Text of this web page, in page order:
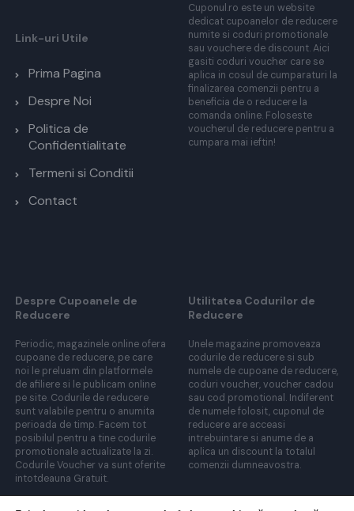
Link-uri Utile
Prima Pagina
Despre Noi
Politica de
Confidentialitate
Termeni si Conditii
Contact
Cuponul.ro este un website
dedicat cupoanelor de reducere
numite si coduri promotionale
sau vouchere de discount. Aici
gasiti coduri voucher care se
aplica in cosul de cumparaturi la
finalizarea comenzii pentru a
beneficia de o reducere la
comanda online. Foloseste
voucherul de reducere pentru a
cumpara mai ieftin!
Despre Cupoanele de
Reducere
Periodic, magazinele online ofera
cupoane de reducere, pe care
noi le preluam din platformele
de afiliere si le publicam online
pe site. Codurile de reducere
sunt valabile pentru o anumita
perioada de timp. Facem tot
posibilul pentru a tine codurile
promotionale actualizate la zi.
Codurile Voucher va sunt oferite
intotdeauna Gratuit.
Utilitatea Codurilor de
Reducere
Unele magazine promoveaza
codurile de reducere si sub
numele de cupoane de reducere,
coduri voucher, voucher cadou
sau cod promotional. Indiferent
de numele folosit, cuponul de
reducere are acceasi
intrebuintare si anume de a
aplica un discount la totalul
comenzii dumneavostra.